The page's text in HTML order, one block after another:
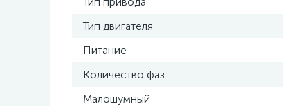
Тип двигателя
Питание
Количество фаз
Малошумный